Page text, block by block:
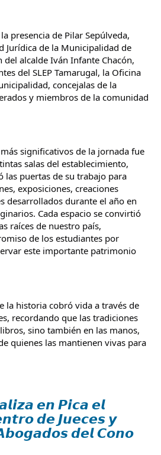
presencia de Pilar Sepúlveda,
Jurídica de la Municipalidad de
del alcalde Iván Infante Chacón,
del SLEP Tamarugal, la Oficina
concejalas de la
y miembros de la comunidad
significativos de la jornada fue
salas del establecimiento,
las puertas de su trabajo para
exposiciones, creaciones
desarrollados durante el año en
Cada espacio se convirtió
raíces de nuestro país,
de los estudiantes por
este importante patrimonio
la historia cobró vida a través de
recordando que las tradiciones
sino también en las manos,
quienes las mantienen vivas para
𝙚𝙣 𝙋𝙞𝙘𝙖 𝙚𝙡
𝙙𝙚 𝙅𝙪𝙚𝙘𝙚𝙨 𝙮
𝙙𝙚𝙡 𝘾𝙤𝙣𝙤